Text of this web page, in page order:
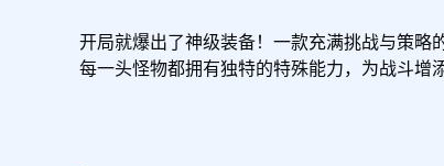
开局就爆出了神级装备！一款充满挑战与策略
每一头怪物都拥有独特的特殊能力，为战斗增